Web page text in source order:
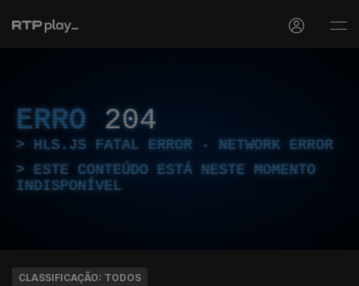
ERRO 204
HLS.JS FATAL ERROR - NETWORK ERROR
ESTE CONTEÚDO ESTÁ NESTE MOMENTO
INDISPONÍVEL
CLASSIFICAÇÃO: TODOS